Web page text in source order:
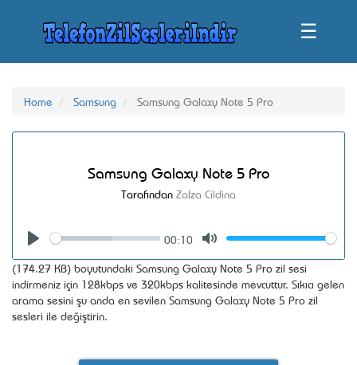
☰
Home Samsung Samsung Galaxy Note 5 Pro
Samsung Galaxy Note 5 Pro
Tarafından Zalza Cildina
Seek
00:10
Volume
(174.27 KB) boyutundaki Samsung Galaxy Note 5 Pro zil sesi
indirmeniz için 128kbps ve 320kbps kalitesinde mevcuttur. Sıkıcı gelen
arama sesini şu anda en sevilen Samsung Galaxy Note 5 Pro zil
sesleri ile değiştirin.